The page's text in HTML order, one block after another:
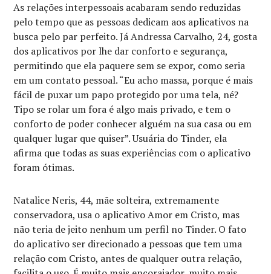
As relações interpessoais acabaram sendo reduzidas
pelo tempo que as pessoas dedicam aos aplicativos na
busca pelo par perfeito. Já Andressa Carvalho, 24, gosta
dos aplicativos por lhe dar conforto e segurança,
permitindo que ela paquere sem se expor, como seria
em um contato pessoal. “Eu acho massa, porque é mais
fácil de puxar um papo protegido por uma tela, né?
Tipo se rolar um fora é algo mais privado, e tem o
conforto de poder conhecer alguém na sua casa ou em
qualquer lugar que quiser”. Usuária do Tinder, ela
afirma que todas as suas experiências com o aplicativo
foram ótimas.
Natalice Neris, 44, mãe solteira, extremamente
conservadora, usa o aplicativo Amor em Cristo, mas
não teria de jeito nenhum um perfil no Tinder. O fato
do aplicativo ser direcionado a pessoas que tem uma
relação com Cristo, antes de qualquer outra relação,